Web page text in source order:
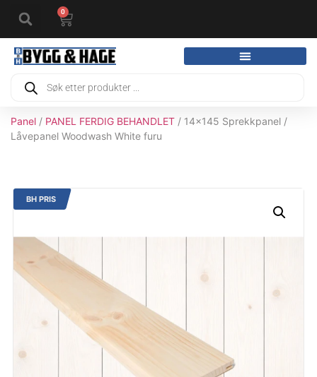
0
Panel / PANEL FERDIG BEHANDLET / 14x145 Sprekkpanel /
Låvepanel Woodwash White furu
BH PRIS